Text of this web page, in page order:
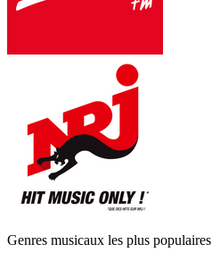
Genres musicaux les plus populaires